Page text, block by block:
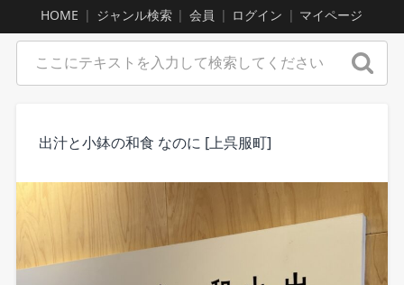
HOME ジャンル検索 会員 ログイン マイページ
出汁と小鉢の和食 なのに [上呉服町]